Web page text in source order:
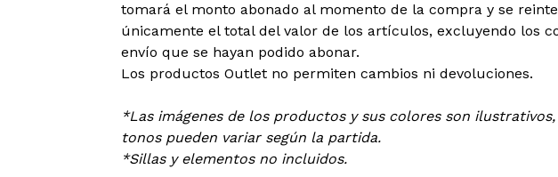
tomará el monto abonado al momento de la compra y se
únicamente el total del valor de los artículos, excluyendo los
envío que se hayan podido abonar.
Los productos Outlet no permiten cambios ni devoluciones.
*Las imágenes de los productos y sus colores son
tonos pueden variar según la partida.
*Sillas y elementos no incluidos.